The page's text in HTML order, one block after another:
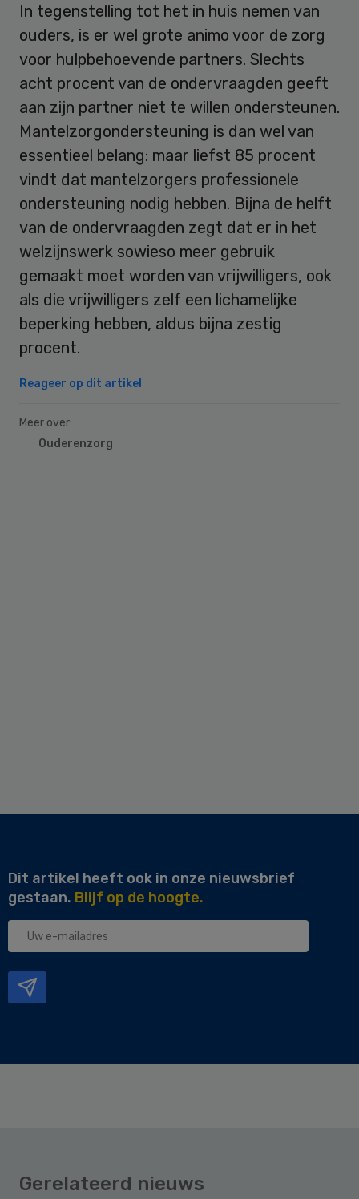
In tegenstelling tot het in huis nemen van
ouders, is er wel grote animo voor de zorg
voor hulpbehoevende partners. Slechts
acht procent van de ondervraagden geeft
aan zijn partner niet te willen ondersteunen.
Mantelzorgondersteuning is dan wel van
essentieel belang: maar liefst 85 procent
vindt dat mantelzorgers professionele
ondersteuning nodig hebben. Bijna de helft
van de ondervraagden zegt dat er in het
welzijnswerk sowieso meer gebruik
gemaakt moet worden van vrijwilligers, ook
als die vrijwilligers zelf een lichamelijke
beperking hebben, aldus bijna zestig
procent.
Reageer op dit artikel
Meer over:
Ouderenzorg
Dit artikel heeft ook in onze nieuwsbrief
gestaan. Blijf op de hoogte.
Uw
Gerelateerd nieuws